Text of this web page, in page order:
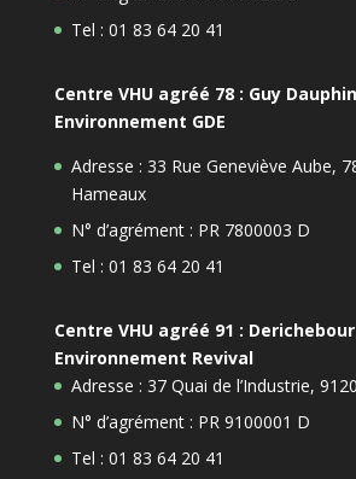
Tel : 01 83 64 20 41
Centre VHU agréé 78 : Guy Dauphin
Environnement GDE
Adresse : 33 Rue Geneviève Aube,
Hameaux
N° d’agrément : PR 7800003 D
Tel : 01 83 64 20 41
Centre VHU agréé 91 :
Environnement Revival
Adresse : 37 Quai de l’Industrie,
N° d’agrément : PR 9100001 D
Tel : 01 83 64 20 41